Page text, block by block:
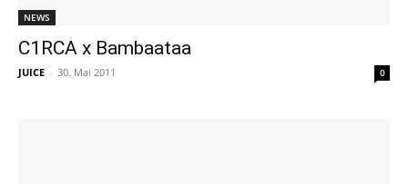
NEWS
C1RCA x Bambaataa
JUICE - 30. Mai 2011 0